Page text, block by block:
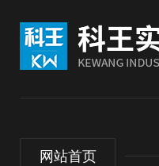
网站首页